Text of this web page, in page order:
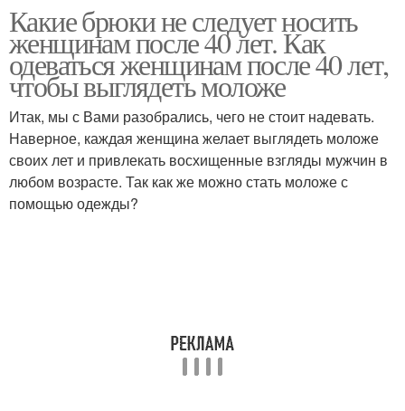
Повседневная одежда
одежде
Женская одежда Одежды для женщины
Какие брюки не следует носить
женщинам после 40 лет. Как
одеваться женщинам после 40 лет,
чтобы выглядеть моложе
Итак, мы с Вами разобрались, чего не стоит надевать.
Наверное, каждая женщина желает выглядеть моложе
своих лет и привлекать восхищенные взгляды мужчин в
любом возрасте. Так как же можно стать моложе с
помощью одежды?